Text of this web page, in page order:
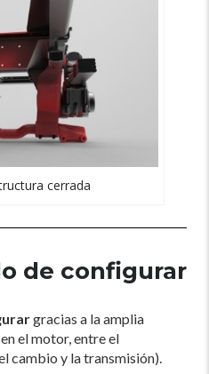
cerrada
de configurar
gracias a la amplia
el motor, entre el
cambio y la transmisión).